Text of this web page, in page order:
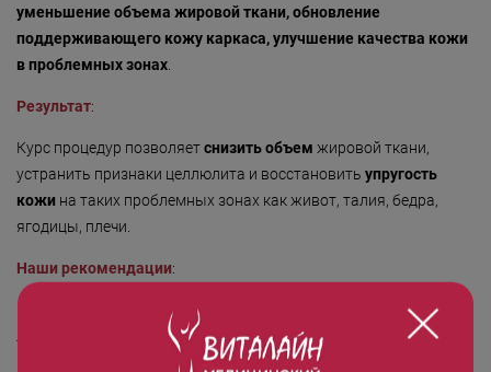
уменьшение объема жировой ткани, обновление
поддерживающего кожу каркаса, улучшение качества кожи
в проблемных зонах
Результат:
Курс процедур позволяетснизить объем жировой ткани,
устранить признаки целлюлита и восстановить упругость
кожи на таких проблемных зонах как живот, талия, бедра,
ягодицы, плечи.
Наши рекомендации:
Курс RF-липолиза необходимо сочетать с активными
лимфодренажными процедурами для улучшения выведения
продуктов распада, образующихся при липолизе. Специалисты
«Мудрость Тибета»
«Шоколадный Релакс»
«Сибирское здоровье»
«SPAсение»